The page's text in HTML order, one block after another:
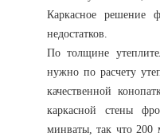
Каркасное решение
недостатков.
По толщине
нужно по расчету
качественной
каркасной стены
минваты, так что 200